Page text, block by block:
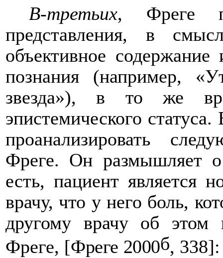
В-третьих, Фреге
представления, в
объективное
познания (например,
звезда»),в то же
эпистемического
проанализировать
Фреге. Он размышляет
есть, пациент является
врачу, что у него боль,
другому врачу об этом
Фреге, [Фреге 2000б, 338]: